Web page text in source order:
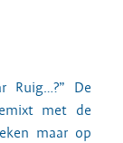
Ruig…?” De
met de
maar op